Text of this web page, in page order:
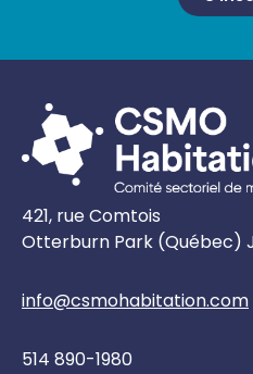
421, rue Comtois
Otterburn Park (Québec)
info@csmohabitation.com
514 890-1980